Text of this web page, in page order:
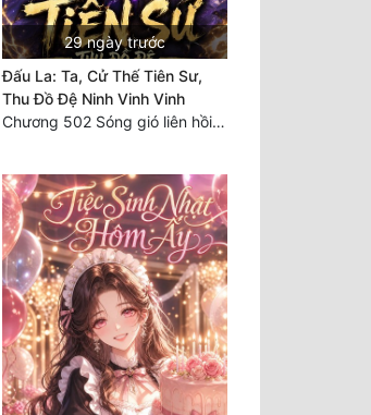
29 ngày trước
Đấu La: Ta, Cử Thế Tiên Sư,
Thu Đồ Đệ Ninh Vinh Vinh
Chương 502 Sóng gió liên hồi, nguy cơ sinh nở của Ninh Vinh Vinh [HẾT]